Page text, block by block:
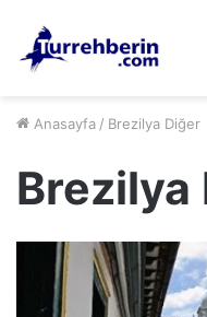
Anasayfa / Brezilya Diğer
Brezilya